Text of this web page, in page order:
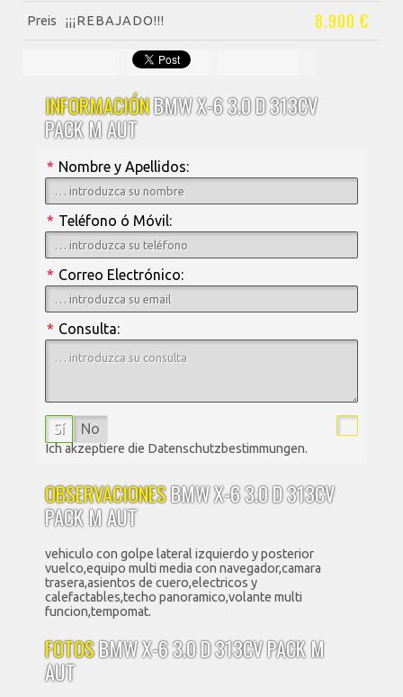
Preis
¡¡¡REBAJADO!!! 8.900 €
INFORMACIÓNBMW X-6 3.0 D 313CV
PACK M AUT
Nombre y Apellidos:
*
Teléfono ó Móvil:
*
Correo Electrónico:
*
Consulta:
*
Sí No
Ich akzeptiere die Datenschutzbestimmungen.
OBSERVACIONESBMW X-6 3.0 D 313CV
PACK M AUT
vehiculo con golpe lateral izquierdo y posterior
vuelco,equipo multi media con navegador,camara
trasera,asientos de cuero,electricos y
calefactables,techo panoramico,volante multi
funcion,tempomat.
FOTOSBMW X-6 3.0 D 313CV PACK M
AUT